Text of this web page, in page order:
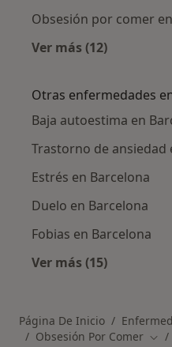
Obsesión por comer
Ver más (12)
Otras enfermedades
Baja autoestima en
Trastorno de ansiedad
Estrés en Barcelona
Duelo en Barcelona
Fobias en Barcelona
Ver más (15)
Página De Inicio
Obsesión Por Comer